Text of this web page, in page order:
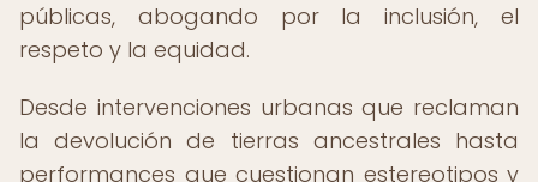
públicas, abogando por la inclusión, el
respeto y la equidad.
Desde intervenciones urbanas que reclaman
la devolución de tierras ancestrales hasta
performances que cuestionan estereotipos y